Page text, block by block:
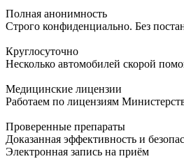
Полная анонимность
Строго конфиденциально. Без
Круглосуточно
Несколько автомобилей скорой
Медицинские лицензии
Работаем по лицензиям
Проверенные препараты
Доказанная эффективность и
Электронная запись на приём